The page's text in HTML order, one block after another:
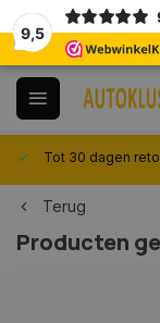
9,5
Tot 30 dagen
Terug
Producten